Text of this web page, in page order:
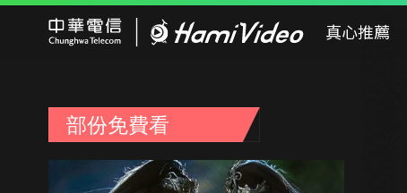
真心推薦
部份免費看